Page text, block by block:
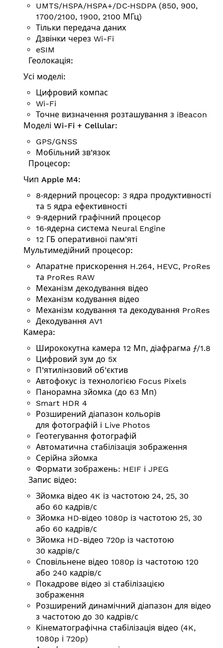
UMTS/HSPA/HSPA+/DC‑HSDPA (850, 900,
1700/2100, 1900, 2100 МГц)
Тільки передача даних
Дзвінки через Wi-Fi
eSIM
Геолокація:
Усі моделі:
Цифровий компас
Wi-Fi
Точне визначення розта­шу­вання з iBeacon
Моделі Wi-Fi + Cellular:
GPS/GNSS
Мобільний зв’язок
Процесор:
Чип Apple M4:
8‑ядерний процесор: 3 ядра продуктивності
та 5 ядра ефективності
9‑ядерний графічний процесор
16‑ядерна система Neural Engine
12 ГБ оперативної пам’яті
Мульти­медій­ний процесор:
Апаратне прискорення H.264, HEVC, ProRes
та ProRes RAW
Механізм декодування відео
Механізм кодування відео
Механізм кодування та декодування ProRes
Декодування AV1
Камера:
Ширококутна камера 12 Мп, діафрагма ƒ/1.8
Цифровий зум до 5х
П’ятилінзовий об’єктив
Автофокус із технологією Focus Pixels
Панорамна зйомка (до 63 Мп)
Smart HDR 4
Розширений діапазон кольорів
для фотографій і Live Photos
Геотегування фотографій
Автоматична стабілізація зображення
Серійна зйомка
Формати зображень: HEIF і JPEG
Запис відео:
Зйомка відео 4K із частотою 24, 25, 30
або 60 кадрів/с
Зйомка HD‑відео 1080p із частотою 25, 30
або 60 кадрів/с
Зйомка HD-відео 720p із частотою
30 кадрів/с
Сповільнене відео 1080p із частотою 120
або 240 кадрів/с
Покадрове відео зі стабілізацією
зображення
Розширений динамічний діапазон для відео
з частотою до 30 кадрів/с
Кінемато­графічна стабілізація відео (4K,
1080p і 720p)